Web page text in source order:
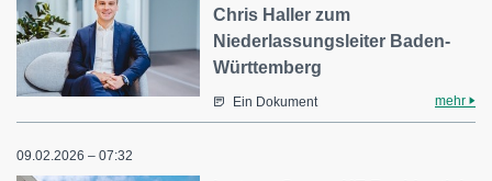
Chris Haller zum
Niederlassungsleiter Baden-
Württemberg
Ein Dokument mehr
09.02.2026 – 07:32